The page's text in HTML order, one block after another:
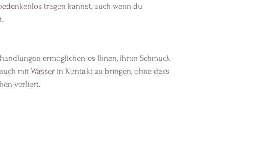
tragen kannst, auch wenn du
ermöglichen es Ihnen, Ihren Schmuck
mit Wasser in Kontakt zu bringen, ohne dass
verliert.